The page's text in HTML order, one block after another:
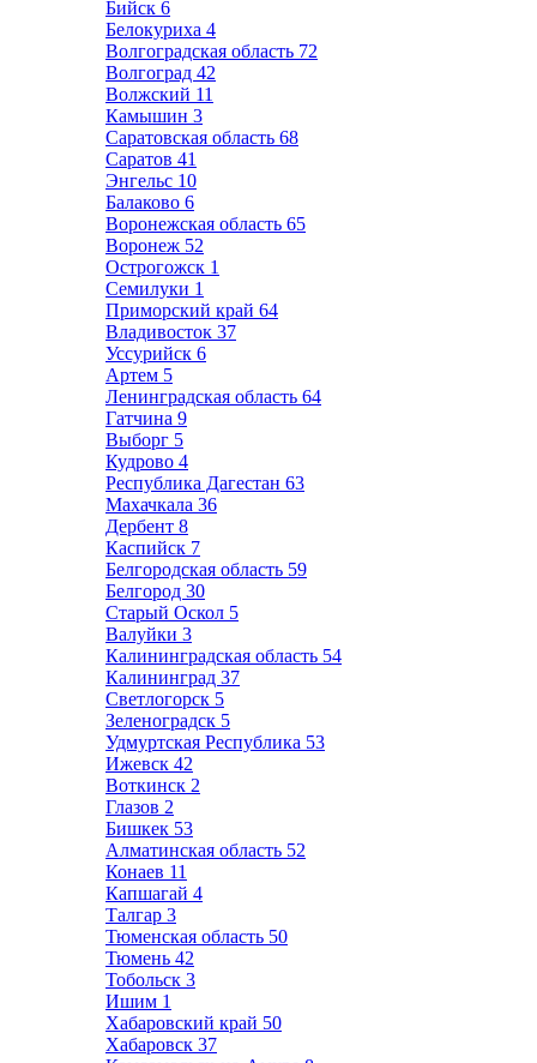
Бийск 6
Белокуриха 4
Волгоградская область 72
Волгоград 42
Волжский 11
Камышин 3
Саратовская область 68
Саратов 41
Энгельс 10
Балаково 6
Воронежская область 65
Воронеж 52
Острогожск 1
Семилуки 1
Приморский край 64
Владивосток 37
Уссурийск 6
Артем 5
Ленинградская область 64
Гатчина 9
Выборг 5
Кудрово 4
Республика Дагестан 63
Махачкала 36
Дербент 8
Каспийск 7
Белгородская область 59
Белгород 30
Старый Оскол 5
Валуйки 3
Калининградская область 54
Калининград 37
Светлогорск 5
Зеленоградск 5
Удмуртская Республика 53
Ижевск 42
Воткинск 2
Глазов 2
Бишкек 53
Алматинская область 52
Конаев 11
Капшагай 4
Талгар 3
Тюменская область 50
Тюмень 42
Тобольск 3
Ишим 1
Хабаровский край 50
Хабаровск 37